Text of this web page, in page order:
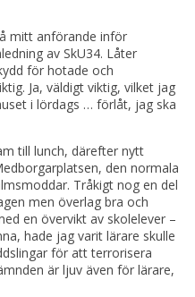
mitt anförande inför
av SkU34. Låter
för hotade och
Ja, väldigt viktig, vilket jag
i lördags … förlåt, jag ska
till lunch, därefter nytt
den normala
Tråkigt nog en del
men överlag bra och
en övervikt av skolelever –
hade jag varit lärare skulle
för att terrorisera
är ljuv även för lärare,